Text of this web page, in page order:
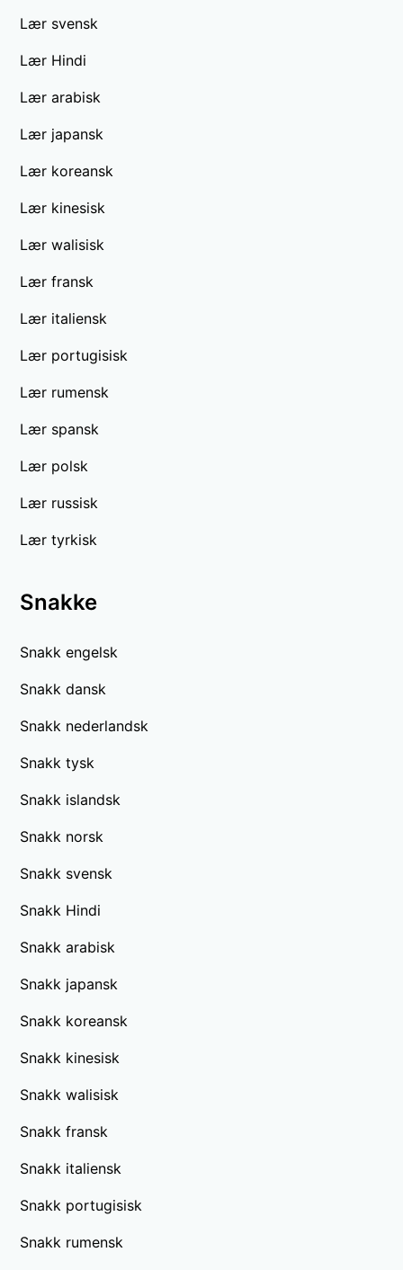
Lær svensk
Lær Hindi
Lær arabisk
Lær japansk
Lær koreansk
Lær kinesisk
Lær walisisk
Lær fransk
Lær italiensk
Lær portugisisk
Lær rumensk
Lær spansk
Lær polsk
Lær russisk
Lær tyrkisk
Snakke
Snakk engelsk
Snakk dansk
Snakk nederlandsk
Snakk tysk
Snakk islandsk
Snakk norsk
Snakk svensk
Snakk Hindi
Snakk arabisk
Snakk japansk
Snakk koreansk
Snakk kinesisk
Snakk walisisk
Snakk fransk
Snakk italiensk
Snakk portugisisk
Snakk rumensk